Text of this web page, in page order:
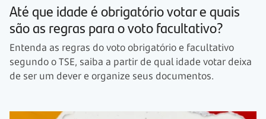
Até que idade é obrigatório votar e quais
são as regras para o voto facultativo?
Entenda as regras do voto obrigatório e facultativo
segundo o TSE, saiba a partir de qual idade votar deixa
de ser um dever e organize seus documentos.